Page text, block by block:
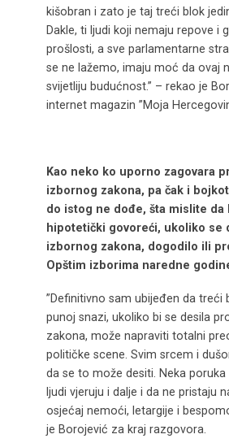
kišobran i zato je taj treći blok
Dakle, ti ljudi koji nemaju repove i
prošlosti, a sve parlamentarne
se ne lažemo, imaju moć da ovaj
svijetliju budućnost.” – rekao je
internet magazin ”Moja
Kao neko ko uporno zagovara
izbornog zakona, pa čak i
do istog ne dođe, šta mislite da
hipotetički govoreći, ukoliko se
izbornog zakona, dogodilo ili
Opštim izborima naredne
”Definitivno sam ubijeđen da treći
punoj snazi, ukoliko bi se desila
zakona, može napraviti totalni
političke scene. Svim srcem i
da se to može desiti. Neka poruka
ljudi vjeruju i dalje i da ne pristaju
osjećaj nemoći, letargije i
je Borojević za kraj razgovora.